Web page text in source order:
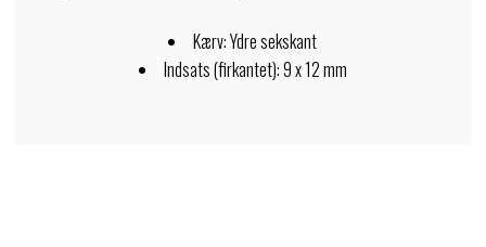
Kærv: Ydre sekskant
Indsats (firkantet): 9 x 12 mm